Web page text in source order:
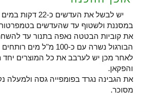
יש לבשל את העדשים
במסננת ולשטוף עד שהעדשים
את קוביות הבטטה נאפה בתנור עד
הבורגול נשרה עם כ-100 מ"ל מים רותחים במשך חצי שעה.
לאחר מכן יש לערבב את כל המוצרים יחד
והפקאן.
את הגבינה נגרד בפומפייה גסה ולמעלה
מסוכר.